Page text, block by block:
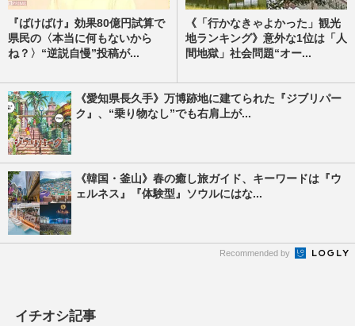
『ばけばけ』効果80億円試算で
県民の〈本当に何もないから
ね？〉“逆説自慢”投稿が...
《「行かなきゃよかった」観光
地ランキング》意外な1位は「人
間地獄」社会問題“オー...
《愛知県長久手》万博跡地に建てられた『ジブリパー
ク』、“乗り物なし”でも右肩上が...
《韓国・釜山》春の癒し旅ガイド、キーワードは『ウ
ェルネス』『体験型』ソウルにはな...
Recommended by
イチオシ記事